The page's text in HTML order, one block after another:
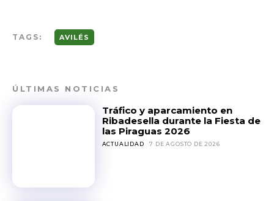
TAGS: AVILÉS
ÚLTIMAS NOTICIAS
Tráfico y aparcamiento en
Ribadesella durante la Fiesta de
las Piraguas 2026
ACTUALIDAD 7 DE AGOSTO DE 2026